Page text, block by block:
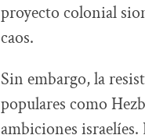
proyecto colonial
caos.
Sin embargo, la
populares como
ambiciones